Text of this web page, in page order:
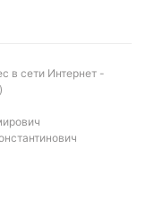
в сети Интернет -